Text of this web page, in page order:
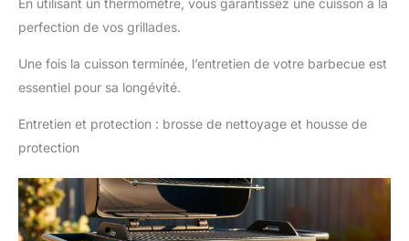
En utilisant un thermomètre, vous garantissez une cuisson à la
perfection de vos grillades.
Une fois la cuisson terminée, l’entretien de votre barbecue est
essentiel pour sa longévité.
Entretien et protection : brosse de nettoyage et housse de
protection